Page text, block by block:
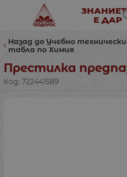
Е ДАР
Назад до Учебно
табла по Химия
Престилка
Код: 722441589